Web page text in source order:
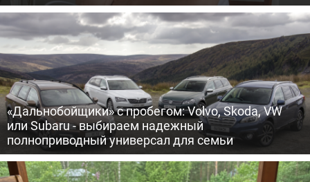
«Дальнобойщики» с пробегом: Volvo, Skoda, VW
или Subaru - выбираем надежный
полноприводный универсал для семьи